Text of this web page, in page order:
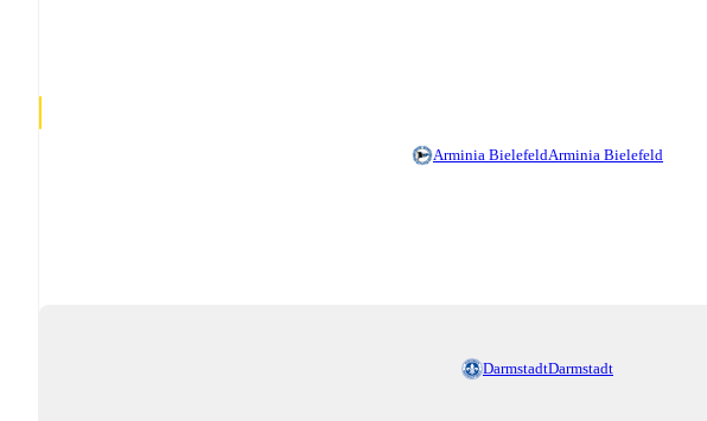
Arminia BielefeldArminia Bielefeld
DarmstadtDarmstadt